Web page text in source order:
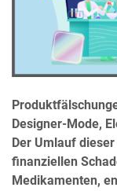
Designer-Mode,
Der Umlauf
finanziellen
Medikamenten,